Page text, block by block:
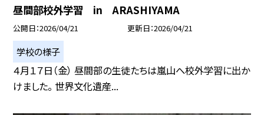
昼間部校外学習 in ARASHIYAMA
公開日 2026/04/21 更新日 2026/04/21
学校の様子
４月１７日（金） 昼間部の生徒たちは嵐山へ校外学習に出か
けました。 世界文化遺産...